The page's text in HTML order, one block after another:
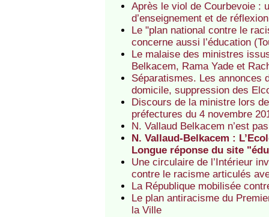
Après le viol de Courbevoie :
d’enseignement et de
Le "plan national contre le
concerne aussi l’éducation
Le malaise des ministres
Belkacem, Rama Yade et
Séparatismes. Les annonces
domicile, suppression des
Discours de la ministre lors
préfectures du 4 novembre
N. Vallaud Belkacem n’est
N. Vallaud-Belkacem :
Longue réponse du site
Une circulaire de l’Intérieur
contre le racisme articulés
La République mobilisée
Le plan antiracisme du
la Ville